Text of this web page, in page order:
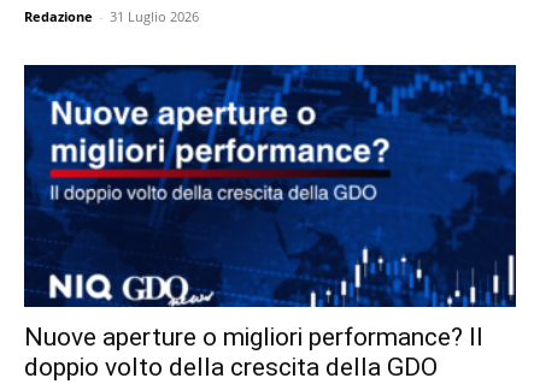
Redazione - 31 Luglio 2026
Nuove aperture o migliori performance? Il
doppio volto della crescita della GDO